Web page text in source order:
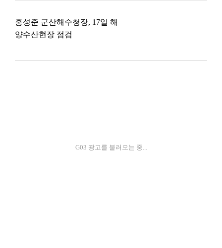
홍성준 군산해수청장, 17일 해
양수산현장 점검
G03 광고를 불러오는 중...